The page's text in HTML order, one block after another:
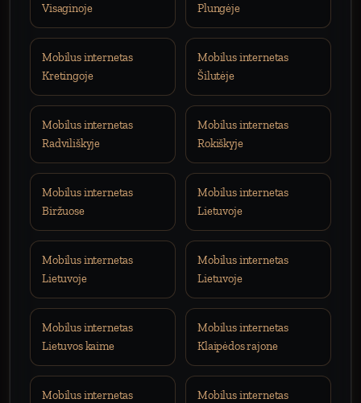
Visaginoje
Plungėje
Mobilus internetas
Kretingoje
Mobilus internetas
Šilutėje
Mobilus internetas
Radviliškyje
Mobilus internetas
Rokiškyje
Mobilus internetas
Biržuose
Mobilus internetas
Lietuvoje
Mobilus internetas
Lietuvoje
Mobilus internetas
Lietuvoje
Mobilus internetas
Lietuvos kaime
Mobilus internetas
Klaipėdos rajone
Mobilus internetas
Mobilus internetas